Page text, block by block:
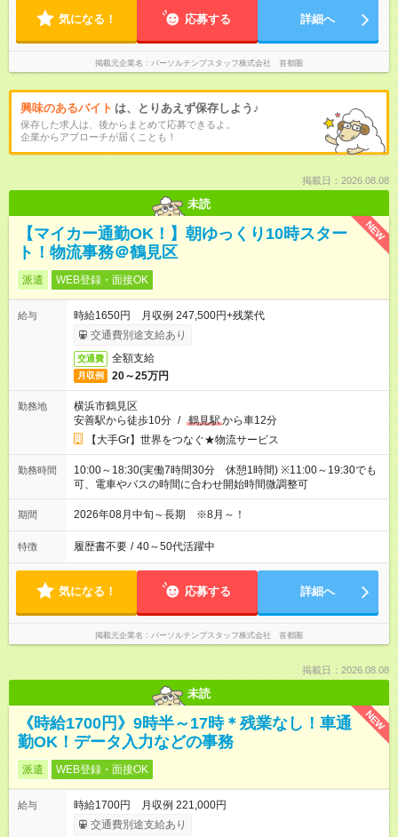
気になる！ 応募する 詳細へ
掲載元企業名 パーソルテンプスタッフ株式会社 首都圏
興味のあるバイト は、とりあえず保存しよう♪
保存した求人は、後からまとめて応募できるよ。
企業からアプローチが届くことも！
掲載日：2026.08.08
未読
NEW
【マイカー通勤OK！】朝ゆっくり10時スター
ト！物流事務＠鶴見区
派遣 WEB登録・面接OK
給与
時給1650円 月収例 247,500円+残業代
交通費別途支給あり
交通費 全額支給
月収例 20～25万円
勤務地
横浜市鶴見区
安善駅から徒歩10分 / 鶴見駅から車12分
【大手Gr】世界をつなぐ★物流サービス
勤務時間
10:00～18:30(実働7時間30分 休憩1時間) ※11:00～19:30でも
可、電車やバスの時間に合わせ開始時間微調整可
期間 2026年08月中旬～長期 ※8月～！
特徴 履歴書不要 / 40～50代活躍中
気になる！ 応募する 詳細へ
掲載元企業名 パーソルテンプスタッフ株式会社 首都圏
掲載日：2026.08.08
未読
NEW
《時給1700円》9時半～17時＊残業なし！車通
勤OK！データ入力などの事務
派遣 WEB登録・面接OK
給与
時給1700円 月収例 221,000円
交通費別途支給あり